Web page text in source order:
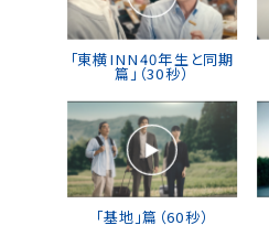
「東横INN40年生と同期
篇」（30秒）
「基地」篇（60秒）